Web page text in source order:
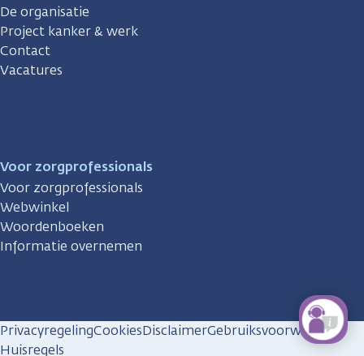
De organisatie
Project kanker & werk
Contact
Vacatures
Voor zorgprofessionals
Voor zorgprofessionals
Webwinkel
Woordenboeken
Informatie overnemen
PrivacyregelingCookiesDisclaimerGebruiksvoorwaarden
Huisregels